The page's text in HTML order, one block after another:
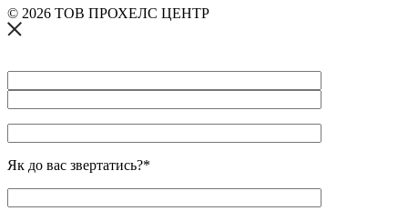
© 2026 ТОВ ПРОХЕЛС ЦЕНТР
Як до вас звертатись?*